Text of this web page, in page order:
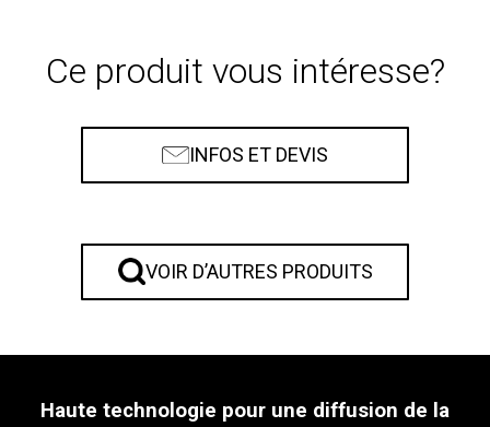
Ce produit vous intéresse?
INFOS ET DEVIS
VOIR D’AUTRES PRODUITS
Haute technologie pour une diffusion de la